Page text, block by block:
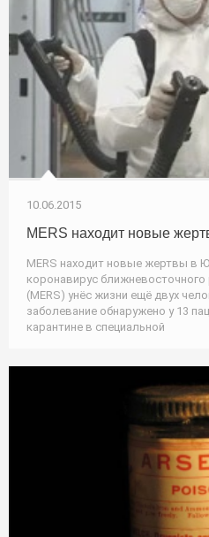
10.06.2015
MERS находит новые
MERS находит новые жертвы в
коронавирус
(MERS) унёс жизни ещё двух
заболевание обнаружено у 13
карантине в специальной